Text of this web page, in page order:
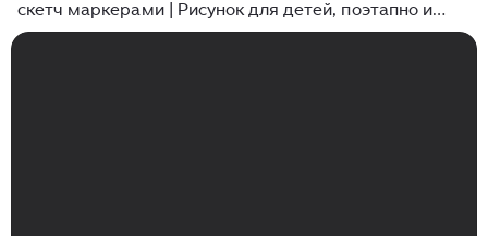
скетч маркерами | Рисунок для детей, поэтапно и
легко